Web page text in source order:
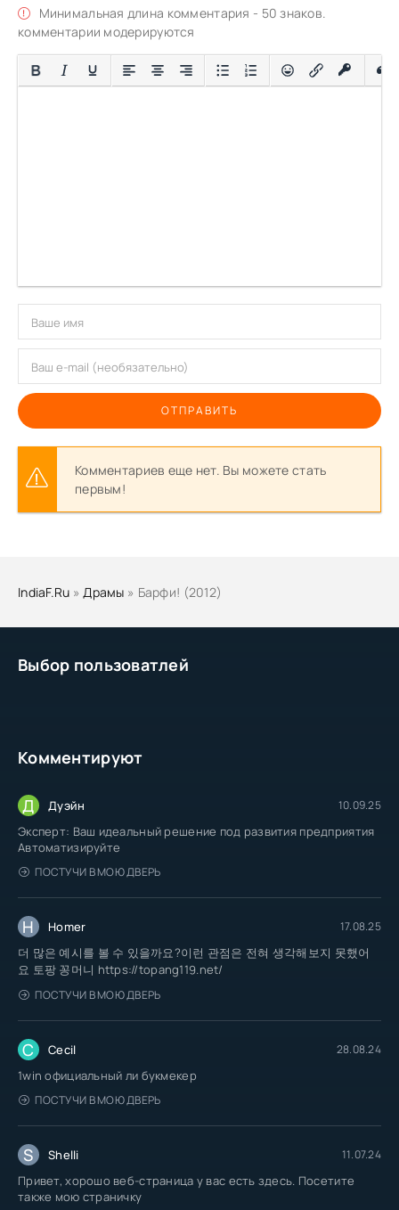
Выбор пользоватлей
Комментируют
Д Дуэйн 10.09.25
Эксперт: Ваш идеальный решение под развития предприятия
Автоматизируйте
ПОСТУЧИ В МОЮ ДВЕРЬ
H Homer 17.08.25
더 많은 예시를 볼 수 있을까요?이런 관점은 전혀 생각해보지 못했어
요 토팡 꽁머니 https://topang119.net/
ПОСТУЧИ В МОЮ ДВЕРЬ
C Cecil 28.08.24
1win официальный ли букмекер
ПОСТУЧИ В МОЮ ДВЕРЬ
S Shelli 11.07.24
Привет, хорошо веб-страница у вас есть здесь. Посетите
также мою страничку
Минимальная длина комментария - 50 знаков.
комментарии модерируются
ОТПРАВИТЬ
Комментариев еще нет. Вы можете стать
первым!
IndiaF.Ru » Драмы » Барфи! (2012)